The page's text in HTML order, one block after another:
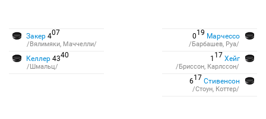
Закер 407
/Вялимяки, Маччелли/
Келлер 4340
/Шмальц/
019 Марчессо
/Барбашев, Руа/
1 17 Хейг
/Бриссон, Карлссон/
617 Стивенсон
/Стоун, Коттер/